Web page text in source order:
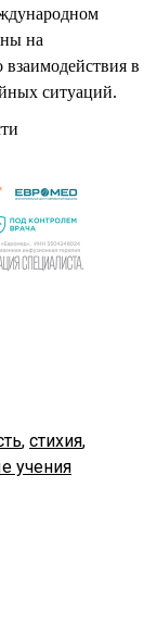
на
взаимодействия в
ситуаций.
, стихия,
учения